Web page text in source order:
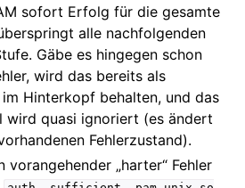
sofort Erfolg für die gesamte
alle nachfolgenden
Gäbe es hingegen schon
wird das bereits als
Hinterkopf behalten, und das
wird quasi ignoriert (es ändert
Fehlerzustand).
vorangehender „harter“ Fehler